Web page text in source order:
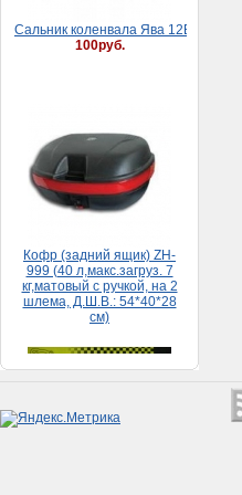
Кофр (задний ящик) ZH-
999 (40 л,макс.загруз. 7
кг,матовый с ручкой, на 2
шлема, Д.Ш.В.: 54*40*28
150руб.